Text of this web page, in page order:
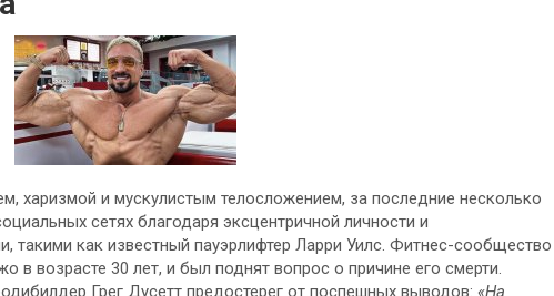
харизмой и мускулистым телосложением, за последние несколько
сетях благодаря эксцентричной личности и
такими как известный пауэрлифтер Ларри Уилс. Фитнес-сообщество
в возрасте 30 лет, и был поднят вопрос о причине его смерти.
Грег Дусетт предостерег от поспешных выводов: «На